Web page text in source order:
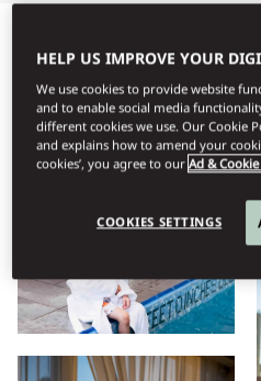
Όλα Οικογένεια
Προβολή
HELP US IMPROVE YOUR
We use cookies to provide website
and to enable social media
different cookies we use. Our Cookie
and explains how to amend your
cookies’, you agree to ourAd &
COOKIES SETTINGS